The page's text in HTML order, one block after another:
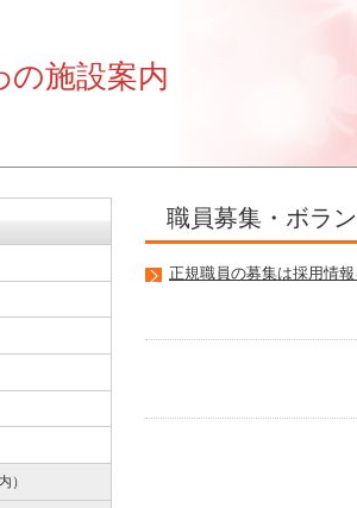
の施設案内
職員募集・ボラ
正規職員の募集は採用情
）